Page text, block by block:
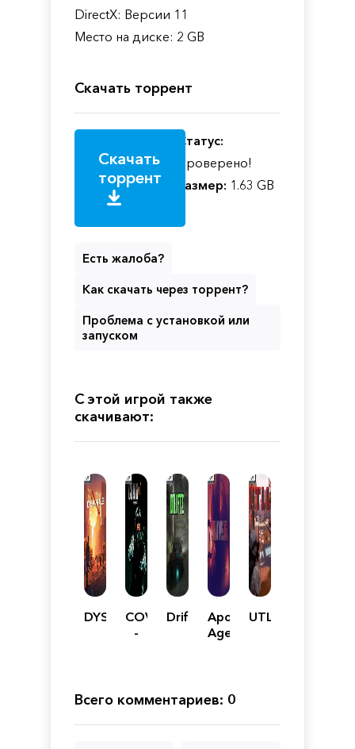
DirectX: Версии 11
Место на диске: 2 GB
Скачать торрент
Скачать
торрент
Статус:
Проверено!
Размер: 1.63 GB
Есть жалоба?
Как скачать через торрент?
Проблема с установкой или
запуском
С этой игрой также
скачивают:
DYSMANTLE
COVID
-
DriftZ
Apocalypse
Age:
UTLL
Всего комментариев: 0